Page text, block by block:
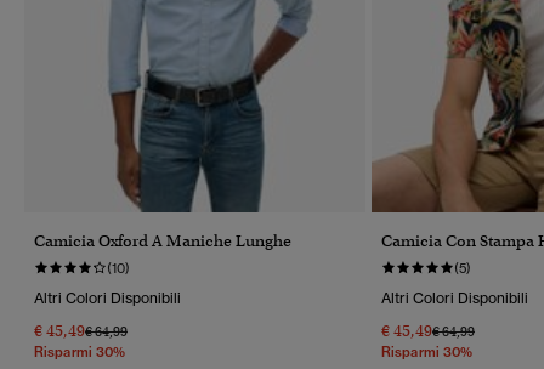
Camicia Oxford A Maniche Lunghe
(10)
Altri Colori Disponibili
€ 45,49Prezzo Ridotto Da
€ 64,99A
Risparmi 30%
Camicia Con Stampa
(5)
Altri Colori Disponibili
€ 45,49Prezzo Ridotto Da
€ 64,99A
Risparmi 30%